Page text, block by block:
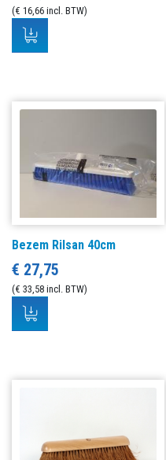
(€ 16,66 incl. BTW)
Bezem Rilsan 40cm
€ 27,75
(€ 33,58 incl. BTW)